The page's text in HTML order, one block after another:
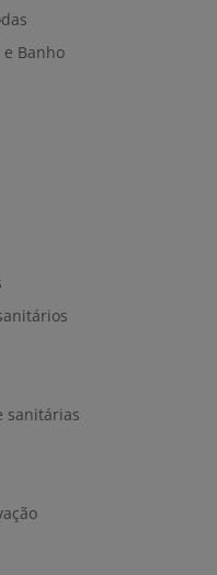
Banho
sanitárias